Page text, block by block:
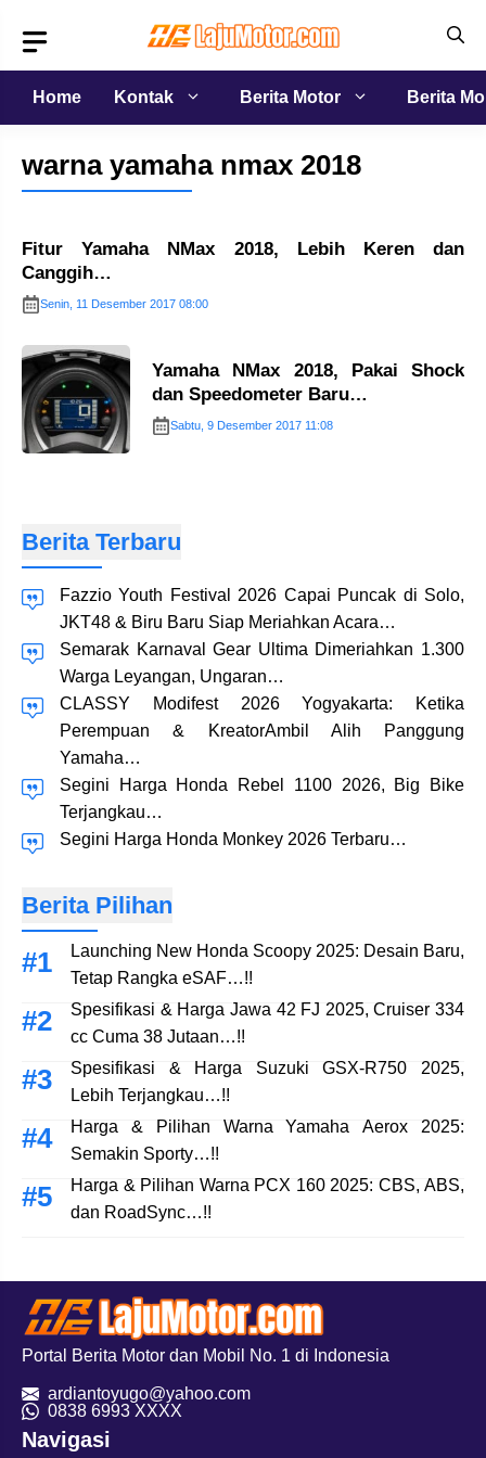
isi
Home
Kontak Berita Motor Berita
warna yamaha nmax 2018
Fitur Yamaha NMax 2018, Lebih Keren dan
Canggih…
Senin, 11 Desember 2017 08:00
Yamaha NMax 2018, Pakai Shock
dan Speedometer Baru…
Sabtu, 9 Desember 2017 11:08
Berita Terbaru
Fazzio Youth Festival 2026 Capai Puncak di Solo,
JKT48 & Biru Baru Siap Meriahkan Acara…
Semarak Karnaval Gear Ultima Dimeriahkan 1.300
Warga Leyangan, Ungaran…
CLASSY Modifest 2026 Yogyakarta: Ketika
Perempuan & KreatorAmbil Alih Panggung
Yamaha…
Segini Harga Honda Rebel 1100 2026, Big Bike
Terjangkau…
Segini Harga Honda Monkey 2026 Terbaru…
Berita Pilihan
Launching New Honda Scoopy 2025: Desain Baru,
Tetap Rangka eSAF…!!
Spesifikasi & Harga Jawa 42 FJ 2025, Cruiser 334
cc Cuma 38 Jutaan…!!
Spesifikasi & Harga Suzuki GSX-R750 2025,
Lebih Terjangkau…!!
Harga & Pilihan Warna Yamaha Aerox 2025:
Semakin Sporty…!!
Harga & Pilihan Warna PCX 160 2025: CBS, ABS,
dan RoadSync…!!
Portal Berita Motor dan Mobil No. 1 di Indonesia
ardiantoyugo@yahoo.com
0838 6993 XXXX
Navigasi